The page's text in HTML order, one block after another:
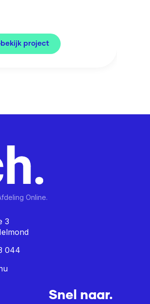
bekijk project
Online.
3
044
Snel naar.